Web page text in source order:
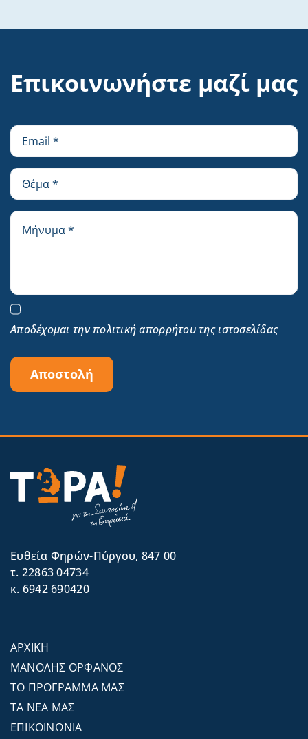
Επικοινωνήστε μαζί μας
Αποδέχομαι την πολιτική απορρήτου της ιστοσελίδας
Αποστολή
Eυθεία Φηρών-Πύργου, 847 00
τ. 22863 04734
κ. 6942 690420
ΑΡΧΙΚΗ
ΜΑΝΟΛΗΣ ΟΡΦΑΝΟΣ
ΤΟ ΠΡΟΓΡΑΜΜΑ ΜΑΣ
ΤΑ ΝΕΑ ΜΑΣ
ΕΠΙΚΟΙΝΩΝΙΑ